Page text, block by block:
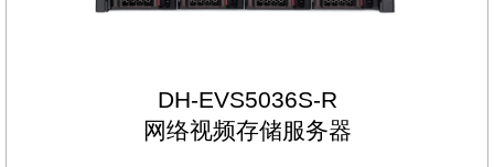
DH-EVS5036S-R
网络视频存储服务器